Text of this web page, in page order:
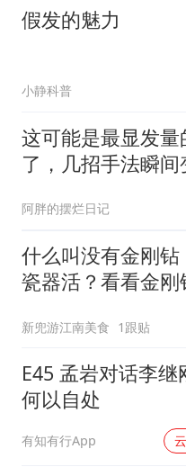
假发的魅力
小静科普
这可能是最显发量
了，几招手法瞬间
阿胖的摆烂日记
什么叫没有金刚钻
瓷器活？看看金刚
新兜游江南美食 1跟贴
E45 孟岩对话李继
何以自处
有知有行App